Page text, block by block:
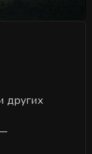
других